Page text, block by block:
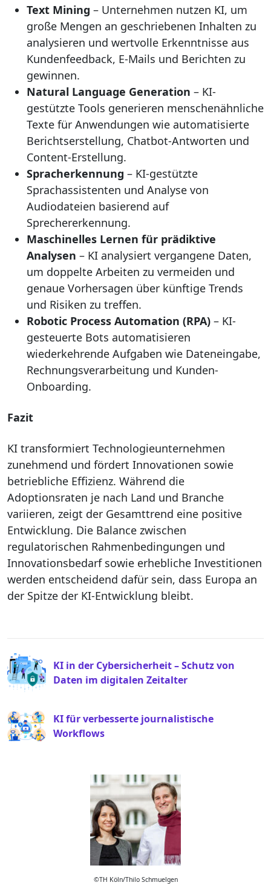
Text Mining – Unternehmen nutzen KI, um
große Mengen an geschriebenen Inhalten zu
analysieren und wertvolle Erkenntnisse aus
Kundenfeedback, E-Mails und Berichten zu
gewinnen.
Natural Language Generation – KI-
gestützte Tools generieren menschenähnliche
Texte für Anwendungen wie automatisierte
Berichtserstellung, Chatbot-Antworten und
Content-Erstellung.
Spracherkennung – KI-gestützte
Sprachassistenten und Analyse von
Audiodateien basierend auf
Sprechererkennung.
Maschinelles Lernen für prädiktive
Analysen – KI analysiert vergangene Daten,
um doppelte Arbeiten zu vermeiden und
genaue Vorhersagen über künftige Trends
und Risiken zu treffen.
Robotic Process Automation (RPA) – KI-
gesteuerte Bots automatisieren
wiederkehrende Aufgaben wie Dateneingabe,
Rechnungsverarbeitung und Kunden-
Onboarding.
Fazit
KI transformiert Technologieunternehmen
zunehmend und fördert Innovationen sowie
betriebliche Effizienz. Während die
Adoptionsraten je nach Land und Branche
variieren, zeigt der Gesamttrend eine positive
Entwicklung. Die Balance zwischen
regulatorischen Rahmenbedingungen und
Innovationsbedarf sowie erhebliche Investitionen
werden entscheidend dafür sein, dass Europa an
der Spitze der KI-Entwicklung bleibt.
P
R
E
O
U
S
KI in der Cybersicherheit – Schutz von
Daten im digitalen Zeitalter
N
E
X
KI für verbesserte journalistische
Workflows
©TH Köln/Thilo Schmuelgen